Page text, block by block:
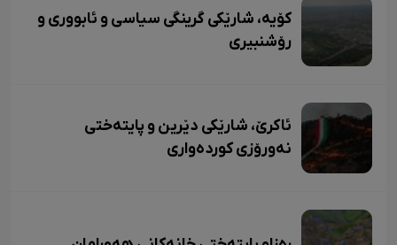
کۆیە، شارێکی گرینگی سیاسی و ئابووری و
رۆشنبیری
ئاکرێ، شارێکی دێرین و پایتەختی
نەورۆزی کوردەواری